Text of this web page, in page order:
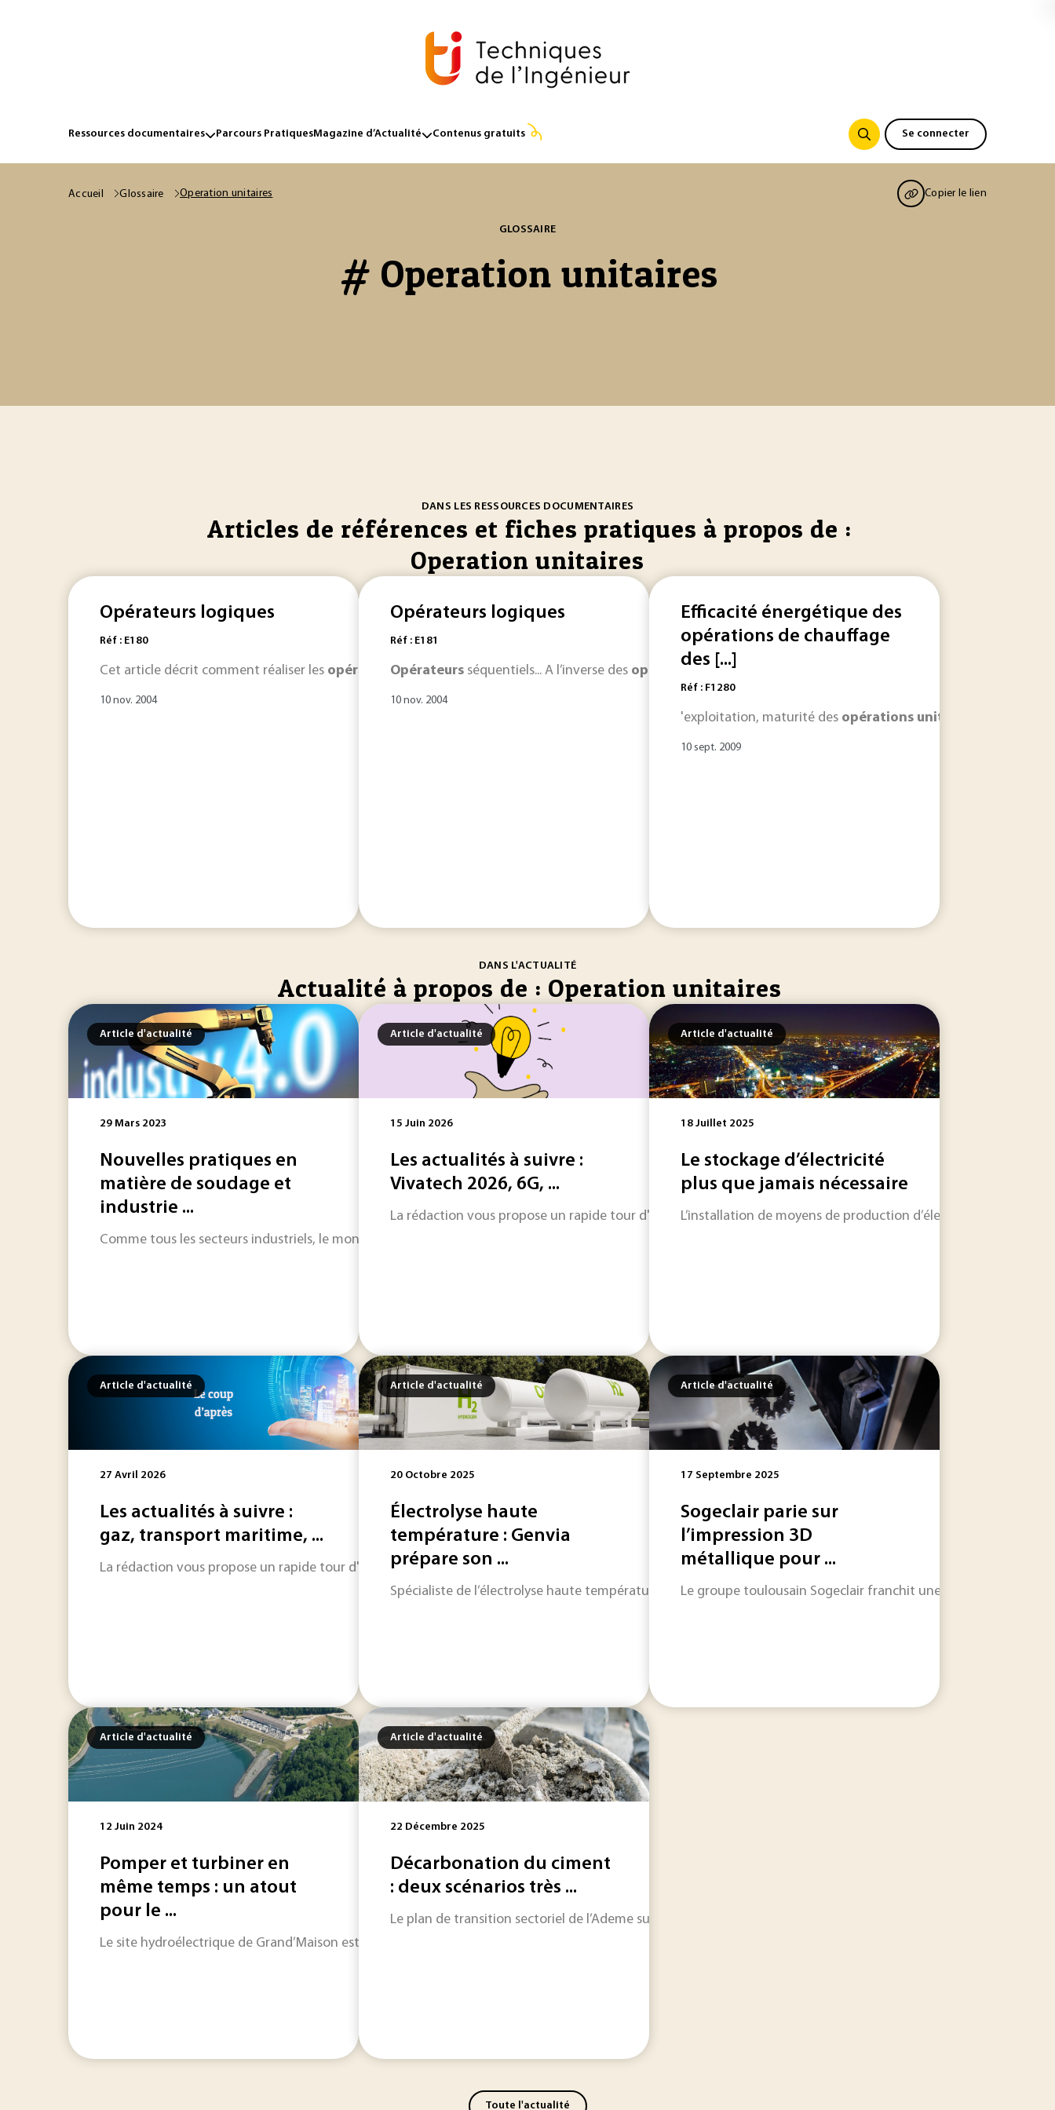
Ressources documentaires Parcours PratiquesMagazine d’Actualité Contenus gratuits Se connecter
Accueil Glossaire Operation unitaires Copier le lien
GLOSSAIRE
# Operation unitaires
DANS LES RESSOURCES DOCUMENTAIRES
Articles de références et fiches pratiques à propos de :
Operation unitaires
Opérateurs logiques
Réf : E180
Cet article décrit comment réaliser les opérateurslogiques de calcul et de mémorisation... les opérateurs matériels permettant l’implémentation de la table ou
10 nov. 2004
Opérateurs logiques
Réf : E181
Opérateurs séquentiels... A l’inverse des opérateurs combinatoires, les
10 nov. 2004
Efficacité énergétique des
opérations de chauffage
des [...]
Réf : F1280
'exploitation, maturité des opérations unitaires
10 sept. 2009
DANS L'ACTUALITÉ
Actualité à propos de : Operation unitaires
Article d'actualité
29 Mars 2023
Nouvelles pratiques en
matière de soudage et
industrie ...
Comme tous les secteurs industriels, le monde du soudage évolue et se prépare à l’arrivée de l’industrie 4.0. Ces nouvelles pratiques semblent être un atout...
Article d'actualité
15 Juin 2026
Les actualités à suivre :
Vivatech 2026, 6G, ...
La rédaction vous propose un rapide tour d'horizon sur les informations qui feront l'actualité industrielle dans
Article d'actualité
18 Juillet 2025
Le stockage d’électricité
plus que jamais nécessaire
L’installation de moyens de production d’électricité à base de
Article d'actualité
27 Avril 2026
Les actualités à suivre :
gaz, transport maritime, ...
La rédaction vous propose un rapide tour d'horizon sur les informations qui feront l'actualité industrielle dans les jours et les semaines à venir.
Article d'actualité
20 Octobre 2025
Électrolyse haute
température : Genvia
prépare son ...
Spécialiste de l’électrolyse haute température à oxyde solide, Genvia construit un démonstrateur sur un site
Article d'actualité
17 Septembre 2025
Sogeclair parie sur
l’impression 3D
métallique pour ...
Le groupe toulousain Sogeclair franchit une nouvelle étape
Article d'actualité
12 Juin 2024
Pomper et turbiner en
même temps : un atout
pour le ...
Le site hydroélectrique de Grand’Maison est une station de transfert d’énergie par pompage. Depuis l’an dernier, EDF y réalise des opérations simultanées de...
Article d'actualité
22 Décembre 2025
Décarbonation du ciment
: deux scénarios très ...
Le plan de transition sectoriel de l’Ademe sur l’industrie cimentière montre que le développement des
Toute l'actualité